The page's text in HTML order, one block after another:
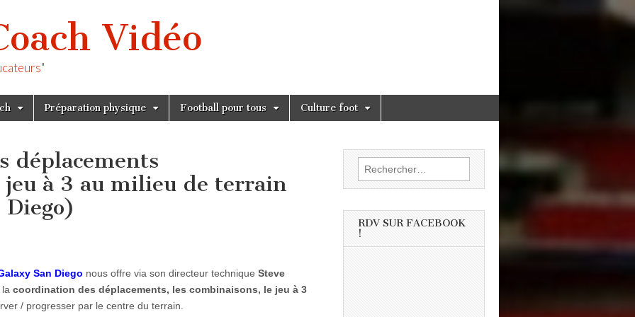
Vidéo
Préparation physique Football pour tous Culture foot
déplacements
à 3 au milieu de terrain
San Diego nous offre via son directeur technique Steve
coordination des déplacements, les combinaisons, le jeu à 3
/ progresser par le centre du terrain.
Rechercher :
RDV SUR FACEBOOK
!